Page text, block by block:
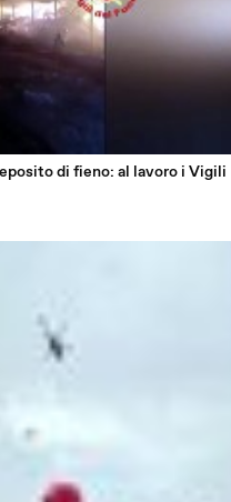
di fieno: al lavoro i Vigili